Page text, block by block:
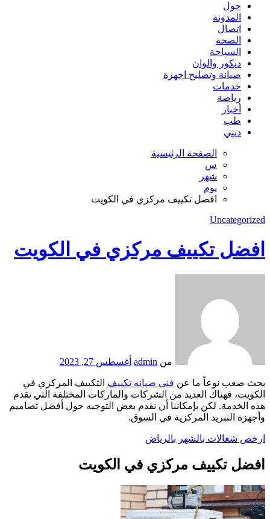
حول
المدونة
اتصال
الصحة
السياحة
ديكور والوان
صيانة وتصليح اجهزة
خدمات
رياضة
أخبار
طب
ديني
الصفحة الرئيسية
س
شهر
يوم
افضل تكييف مركزي في الكويت
Uncategorized
افضل تكييف مركزي في الكويت
من admin أغسطس 27, 2023
بحث صعب نوعاً ما عن فنى صيانه تكييف التكييف المركزي في
الكويت، فهناك العديد من الشركات والماركات المختلفة التي تقدم
هذه الخدمة. لكن بإمكاننا أن نقدم بعض التوجيه حول أفضل تصاميم
وأجهزة التبريد المركزية في السوق.
ارخص شغالات بالشهر بالرياض
افضل تكييف مركزي في الكويت